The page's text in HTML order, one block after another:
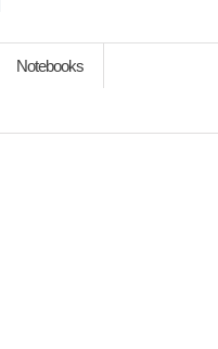
Notebooks